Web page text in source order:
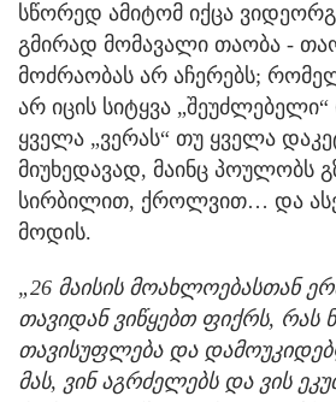
სწორედ ამიტომ იქცა
გმირად მომავალი თაობა -
მოძრაობას არ აჩერებს;
არ იცის სიტყვა
ყველა „ვერას“ თუ ყველა
მიუხედავად, მაინც პოულობს
სირბილით, ქროლვით… და
მოდის.
„26 მაისის მოახლოებასთან
თავიდან ვიწყებთ ფიქრს, რას
თავისუფლება და
მას, ვინ აგრძელებს და ვის